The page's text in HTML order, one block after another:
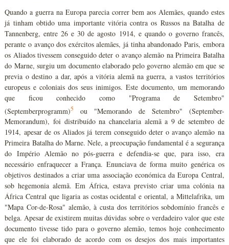
Quando a guerra na Europa parecia correr bem aos Alemães, quando estes
já tinham obtido uma importante vitória contra os Russos na Batalha de
Tannenberg, entre 26 e 30 de agosto 1914, e quando o governo francês,
perante o avanço dos exércitos alemães, já tinha abandonado Paris, embora
os Aliados tivessem conseguido deter o avanço alemão na Primeira Batalha
do Marne, surgiu um documento elaborado pelo governo alemão em que se
previa o destino a dar, após a vitória alemã na guerra, a vastos territórios
europeus e coloniais dos seus inimigos. Este documento, um memorando
que ficou conhecido como "Programa de Setembro"
(Septemberprogramm)5
ou "Memorando de Setembro" (September-
Memorandum), foi distribuído na chancelaria alemã a 9 de setembro de
1914, apesar de os Aliados já terem conseguido deter o avanço alemão na
Primeira Batalha do Marne. Nele, a preocupação fundamental é a segurança
do Império Alemão no pós-guerra e defendia-se que, para isso, era
necessário enfraquecer a França. Enunciava de forma muito genérica os
objetivos destinados a criar uma associação económica da Europa Central,
sob hegemonia alemã. Em África, estava previsto criar uma colónia na
África Central que ligaria as costas ocidental e oriental, a Mittelafrika, um
"Mapa Cor-de-Rosa" alemão, à custa dos territórios sobdomínio francês e
belga. Apesar de existirem muitas dúvidas sobre o verdadeiro valor que este
documento tivesse tido para o governo alemão, temos hoje conhecimento
que ele foi elaborado de acordo com os desejos dos mais importantes